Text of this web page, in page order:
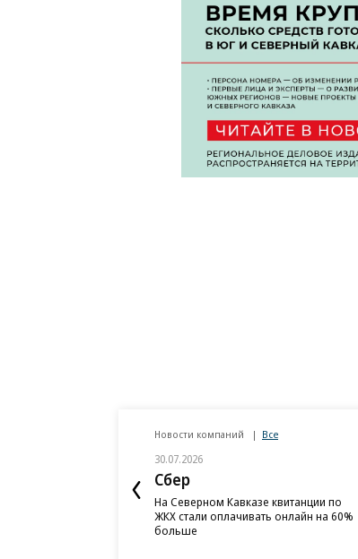
Новости компаний Все
30.07.2026
Сбер
На Северном Кавказе квитанции по
ЖКХ стали оплачивать онлайн на 60%
больше